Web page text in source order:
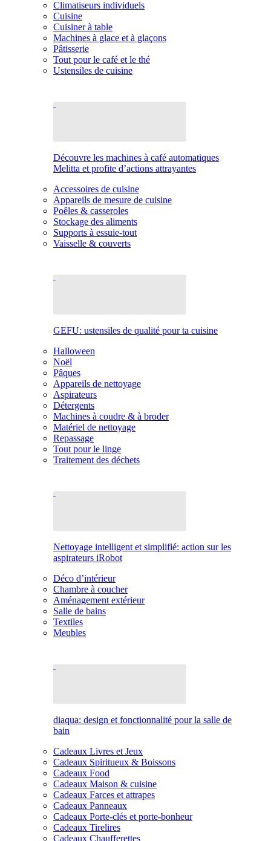
Climatiseurs individuels
Cuisine
Cuisiner à table
Machines à glace et à glaçons
Pâtisserie
Tout pour le café et le thé
Ustensiles de cuisine
Découvre les machines à café automatiques
Melitta et profite d’actions attrayantes
Accessoires de cuisine
Appareils de mesure de cuisine
Poêles & casseroles
Stockage des aliments
Supports à essuie-tout
Vaisselle & couverts
GEFU: ustensiles de qualité pour ta cuisine
Halloween
Noël
Pâques
Appareils de nettoyage
Aspirateurs
Détergents
Machines à coudre & à broder
Matériel de nettoyage
Repassage
Tout pour le linge
Traitement des déchets
Nettoyage intelligent et simplifié: action sur les
aspirateurs iRobot
Déco d’intérieur
Chambre à coucher
Aménagement extérieur
Salle de bains
Textiles
Meubles
diaqua: design et fonctionnalité pour la salle de
bain
Cadeaux Livres et Jeux
Cadeaux Spiritueux & Boissons
Cadeaux Food
Cadeaux Maison & cuisine
Cadeaux Farces et attrapes
Cadeaux Panneaux
Cadeaux Porte-clés et porte-bonheur
Cadeaux Tirelires
Cadeaux Chaufferettes